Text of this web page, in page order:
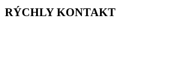
produktu.
RÝCHLY KONTAKT